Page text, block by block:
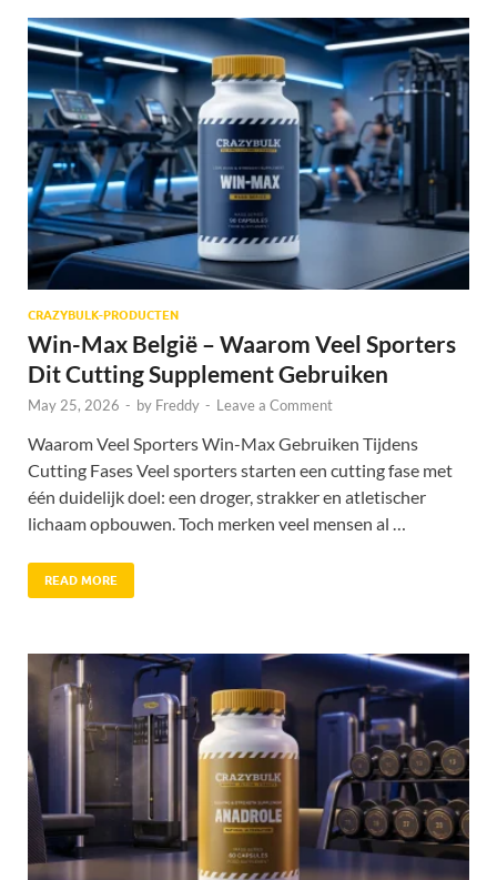
CRAZYBULK-PRODUCTEN
Win-Max België – Waarom Veel Sporters
Dit Cutting Supplement Gebruiken
May 25, 2026 - by Freddy - Leave a Comment
Waarom Veel Sporters Win-Max Gebruiken Tijdens
Cutting Fases Veel sporters starten een cutting fase met
één duidelijk doel: een droger, strakker en atletischer
lichaam opbouwen. Toch merken veel mensen al …
READ MORE